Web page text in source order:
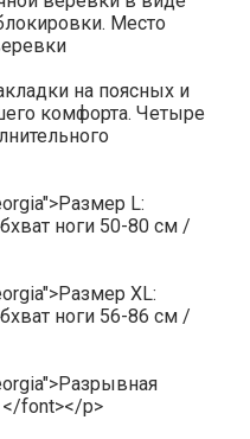
Место
на поясных и
комфорта. Четыре
L:
ноги 50-80 см /
XL:
ноги 56-86 см /
font></p>